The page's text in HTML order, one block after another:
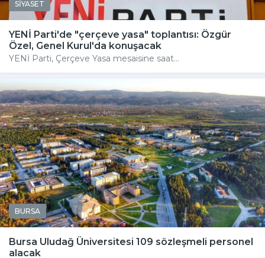
SİYASET
YENİ Parti'de "çerçeve yasa" toplantısı: Özgür
Özel, Genel Kurul'da konuşacak
YENİ Parti, Çerçeve Yasa mesaisine saat...
BURSA
Bursa Uludağ Üniversitesi 109 sözleşmeli personel
alacak